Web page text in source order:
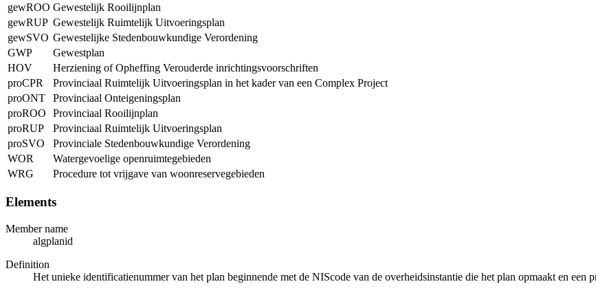
gewROO Gewestelijk Rooilijnplan
gewRUP Gewestelijk Ruimtelijk Uitvoeringsplan
gewSVO Gewestelijke Stedenbouwkundige Verordening
GWP
Gewestplan
HOV
Herziening of Opheffing Verouderde inrichtingsvoorschriften
proCPR
Provinciaal Ruimtelijk Uitvoeringsplan in het kader van een Complex Project
proONT
Provinciaal Onteigeningsplan
proROO
Provinciaal Rooilijnplan
proRUP
Provinciaal Ruimtelijk Uitvoeringsplan
proSVO
Provinciale Stedenbouwkundige Verordening
WOR
Watergevoelige openruimtegebieden
WRG
Procedure tot vrijgave van woonreservegebieden
Elements
Member name
algplanid
Definition
Het unieke identificatienummer van het plan beginnende met de NIScode van de overheidsinstantie die het plan opmaakt en een